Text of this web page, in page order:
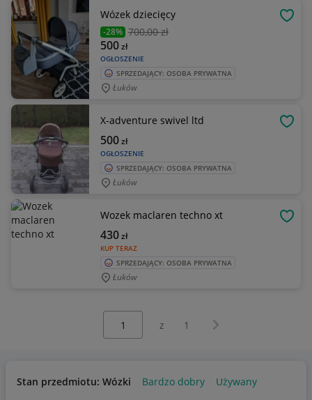
Wózek dziecięcy
-28% 700,00 zł
OGŁOSZENIE
500zł
SPRZEDAJĄCY: OSOBA PRYWATNA
Łuków
X-adventure swivel ltd
OGŁOSZENIE
500zł
SPRZEDAJĄCY: OSOBA PRYWATNA
Łuków
Wozek maclaren techno xt
KUP TERAZ
430zł
SPRZEDAJĄCY: OSOBA PRYWATNA
Łuków
z 1 Następna strona
Stan przedmiotu: Wózki Bardzo dobry Używany